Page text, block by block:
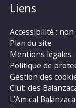
Liens
Accessibilité :
Plan du site
Mentions légales
Politique de
Gestion des
Club des
L’Amical